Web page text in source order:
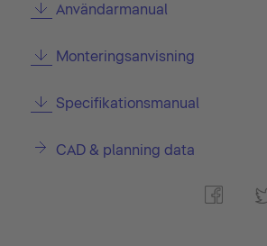
Användarmanual
Monteringsanvisning
Specifikationsmanual
CAD & planning data